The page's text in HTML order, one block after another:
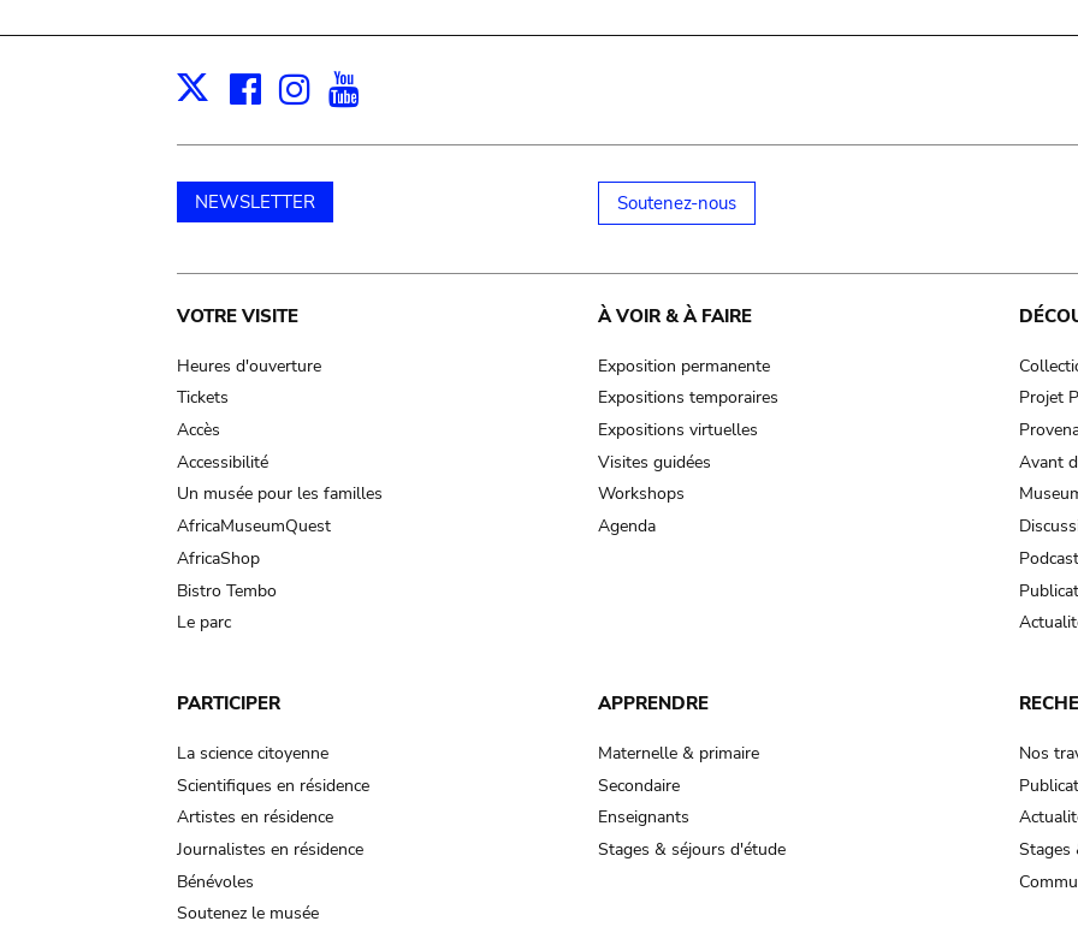
X Facebook
Instagram
NEWSLETTER Soutenez-nous
Main
navigation
VOTRE VISITE
Heures d'ouverture
Tickets
Accès
Accessibilité
Un musée pour les familles
AfricaMuseumQuest
AfricaShop
Bistro Tembo
Le parc
À VOIR & À FAIRE
Exposition permanente
Expositions temporaires
Expositions virtuelles
Visites guidées
Workshops
Agenda
Projet
Avant
PARTICIPER
La science citoyenne
Scientifiques en résidence
Artistes en résidence
Journalistes en résidence
Bénévoles
Soutenez le musée
APPRENDRE
Maternelle & primaire
Secondaire
Enseignants
Stages & séjours d'étude
Nos
Stages